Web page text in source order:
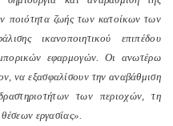
ποιότητα ζωής των κατοίκων των
ικανοποιητικού επιπέδου
εφαρμογών. Οι ανωτέρω
να εξασφαλίσουν την αναβάθμιση
των περιοχών, τη
εργασίας».